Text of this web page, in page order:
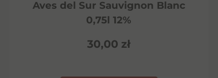
Aves del Sur Sauvignon Blanc
0,75l 12%
30,00 zł